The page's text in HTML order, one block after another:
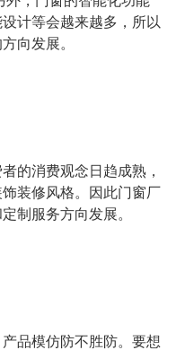
计等会越来越多，所以
向发展。
的消费观念日趋成熟，
装修风格。因此门窗厂
制服务方向发展。
品模仿防不胜防。要想